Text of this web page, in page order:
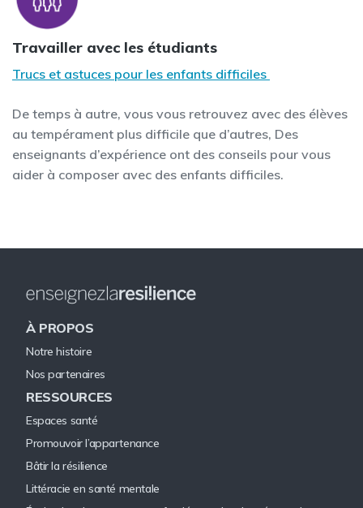
Travailler avec les étudiants
Trucs et astuces pour les enfants difficiles
De temps à autre, vous vous retrouvez avec des élèves
au tempérament plus difficile que d’autres, Des
enseignants d’expérience ont des conseils pour vous
aider à composer avec des enfants difficiles.
À PROPOS
Notre histoire
Nos partenaires
RESSOURCES
Espaces santé
Promouvoir l’appartenance
Bâtir la résilience
Littéracie en santé mentale